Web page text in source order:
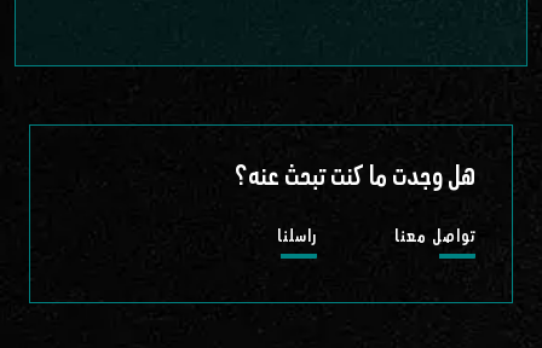
هل وجدت ما كنت تبحث عنه؟
تواصل معنا راسلنا